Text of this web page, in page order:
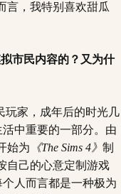
言，我特别喜欢甜瓜
市民内容的？又为什
玩家，成年后的时光几
中重要的一部分。由
始为 《The Sims 4》 制
自己的心意定制游戏
个人而言都是一种极为